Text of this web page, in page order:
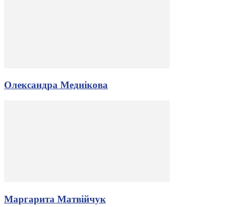
Олександра Меднікова
Маргарита Матвійчук